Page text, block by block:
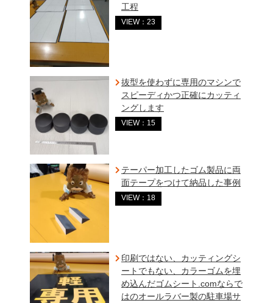
工程
VIEW：23
抜型を使わずに専用のマシンで
スピーディかつ正確にカッティ
ングします
VIEW：15
テーパー加工したゴム製品に両
面テープをつけて納品した事例
VIEW：18
印刷ではない、カッティングシ
ートでもない、カラーゴムを埋
め込んだゴムシート.comならで
はのオールラバー製の駐車場サ